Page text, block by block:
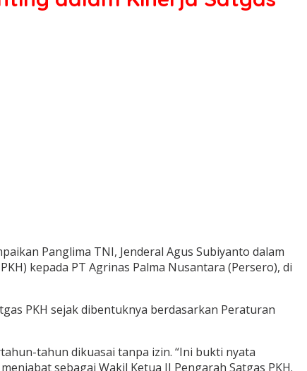
Panglima TNI, Jenderal Agus Subiyanto dalam
kepada PT Agrinas Palma Nusantara (Persero), di
PKH sejak dibentuknya berdasarkan Peraturan
tahun dikuasai tanpa izin. “Ini bukti nyata
sebagai Wakil Ketua II Pengarah Satgas PKH.